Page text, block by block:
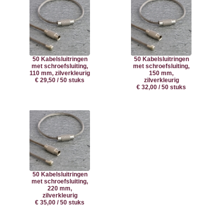
50 Kabelsluitringen
met schroefsluiting,
110 mm, zilverkleurig
€ 29,50 / 50 stuks
50 Kabelsluitringen
met schroefsluiting,
150 mm,
zilverkleurig
€ 32,00 / 50 stuks
50 Kabelsluitringen
met schroefsluiting,
220 mm,
zilverkleurig
€ 35,00 / 50 stuks